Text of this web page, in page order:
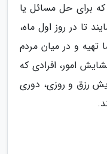
برای حل مسائل یا
تا در روز اول ماه،
و در میان مردم
امور، افرادی که
رزق و روزی، دوری